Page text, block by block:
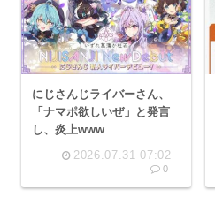
にじさんじライバーさん、
「ナマポ欲しいぜ」と発言
し、炎上www
2026.07.31 07:02
0